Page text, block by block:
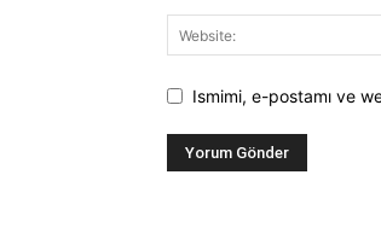
Ismimi, e-postamı ve